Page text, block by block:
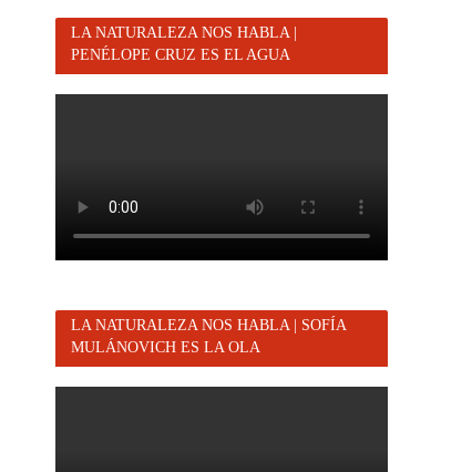
LA NATURALEZA NOS HABLA |
PENÉLOPE CRUZ ES EL AGUA
LA NATURALEZA NOS HABLA | SOFÍA
MULÁNOVICH ES LA OLA